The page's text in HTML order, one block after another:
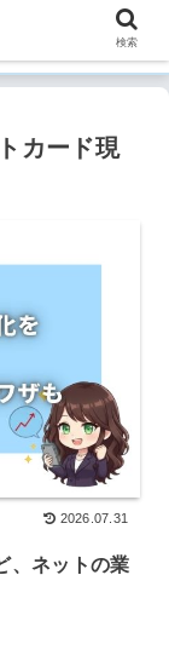
カード現
2026.07.31
、ネットの業
検索